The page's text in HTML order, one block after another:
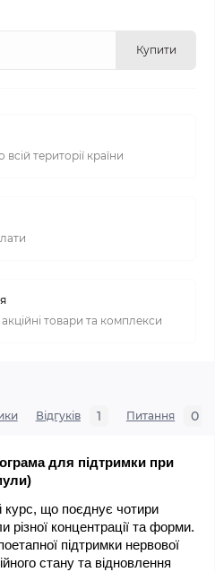
Купити
території країни
товари та комплекси
Відгуків 1 Питання 0
для підтримки при
курс, що поєднує чотири
концентрації та форми.
підтримки нервової
стану та відновлення